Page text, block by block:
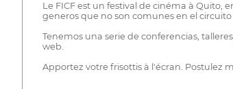
Le FICF est un festival de cinéma à Quito,
generos que no son comunes en el
Tenemos una serie de conferencias,
web.
Apportez votre frisottis à l'écran. Postulez